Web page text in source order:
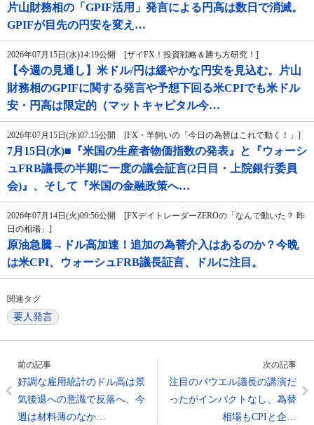
片山財務相の「GPIF活用」発言による円高は数日で消滅。
GPIFが目先の円安を変え…
2026年07月15日(水)14:19公開 [ザイFX！投資戦略＆勝ち方研究！]
【今週の見通し】米ドル/円は緩やかな円安を見込む。片山
財務相のGPIFに関する発言や予想下回る米CPIでも米ドル
安・円高は限定的（マットキャピタル今…
2026年07月15日(水)07:15公開 [FX・羊飼いの「今日の為替はこれで動く！」]
7月15日(水)■『米国の生産者物価指数の発表』と『ウォーシ
ュFRB議長の半期に一度の議会証言(2日目・上院銀行委員
会)』、そして『米国の金融政策へ…
2026年07月14日(火)09:56公開 [FXデイトレーダーZEROの「なんで動いた？ 昨
日の相場」]
原油急騰→ドル高加速！追加の為替介入はあるのか？今晩
は米CPI、ウォーシュFRB議長証言、ドルに注目。
関連タグ
要人発言
前の記事
好調な雇用統計のドル高は景
気後退への意識で反落へ、今
週は材料薄のなか…
次の記事
注目のパウエル議長の講演だ
ったがインパクトなし、為替
相場もCPIと企…